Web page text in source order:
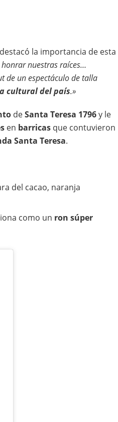
la importancia de esta
nuestras raíces…
de un espectáculo de talla
cultural del país.»
deSanta Teresa 1796y le
en barricas que contuvieron
Santa Teresa.
del cacao, naranja
como un ron súper